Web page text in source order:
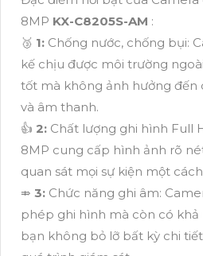
8MP KX-C8205S-AM :
🥉 1: Chống nước, chống bụi:
kế chịu được môi trường
tốt mà không ảnh hưởng đến
và âm thanh.
👍 2: Chất lượng ghi hình Full
8MP cung cấp hình ảnh rõ
quan sát mọi sự kiện một
⤃ 3: Chức năng ghi âm:
phép ghi hình mà còn có khả
bạn không bỏ lỡ bất kỳ chi